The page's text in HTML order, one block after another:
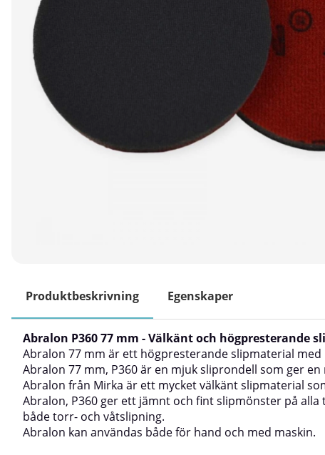
Produktbeskrivning Egenskaper
Abralon P360 77 mm - Välkänt och högpresterande
Abralon 77 mm är ett högpresterande slipmaterial
Abralon 77 mm, P360 är en mjuk sliprondell som ger
Abralon från Mirka är ett mycket välkänt slipmaterial
Abralon, P360 ger ett jämnt och fint slipmönster på
både torr- och våtslipning.
Abralon kan användas både för hand och med maskin.